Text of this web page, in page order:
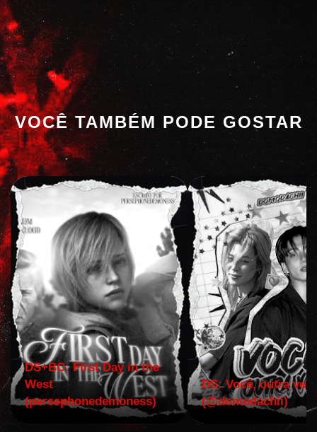
VOCÊ TAMBÉM PODE GOSTAR
DS+BC: First Day in the
West
(persephonedemoness)
DS: Você, outra vez!
(@domodachii)